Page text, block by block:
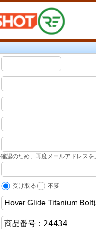
確認のため、再度メールアドレスを
受け取る 不要